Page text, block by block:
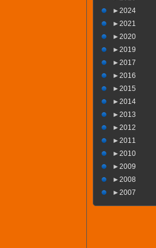
► 2024
► 2021
► 2020
► 2019
► 2017
► 2016
► 2015
► 2014
► 2013
► 2012
► 2011
► 2010
► 2009
► 2008
► 2007